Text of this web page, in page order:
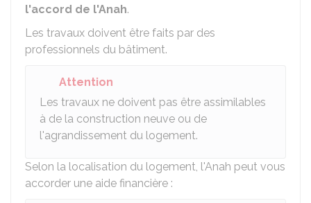
l'accord de l'Anah.
Les travaux doivent être faits par des
professionnels du bâtiment.
Attention
Les travaux ne doivent pas être assimilables
à de la construction neuve ou de
l'agrandissement du logement.
Selon la localisation du logement, l'Anah peut vous
accorder une aide financière :